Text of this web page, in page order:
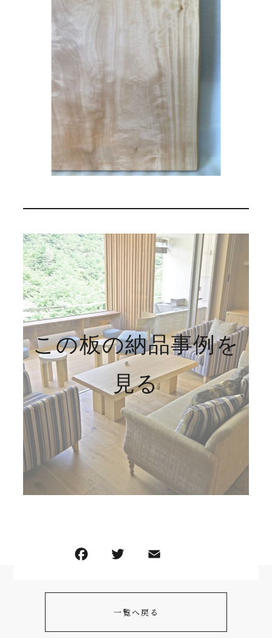
この板の納品事例を
見る
一覧へ戻る